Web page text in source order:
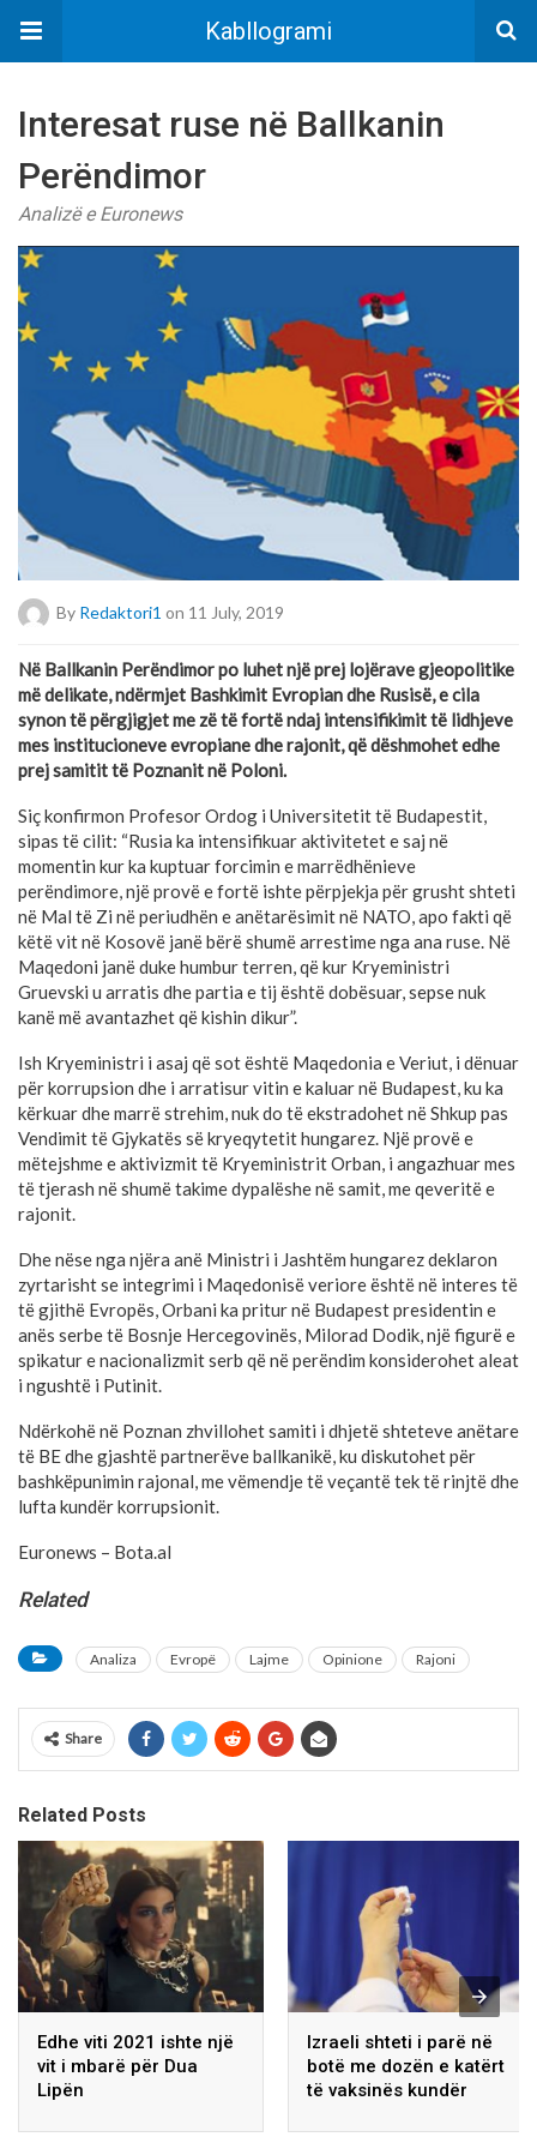
Kabllogrami
Interesat ruse në Ballkanin
Perëndimor
Analizë e Euronews
By Redaktori1 on 11 July, 2019
Në Ballkanin Perëndimor po luhet një prej lojërave gjeopolitike
më delikate, ndërmjet Bashkimit Evropian dhe Rusisë, e cila
synon të përgjigjet me zë të fortë ndaj intensifikimit të lidhjeve
mes institucioneve evropiane dhe rajonit, që dëshmohet edhe
prej samitit të Poznanit në Poloni.
Siç konfirmon Profesor Ordog i Universitetit të Budapestit,
sipas të cilit: “Rusia ka intensifikuar aktivitetet e saj në
momentin kur ka kuptuar forcimin e marrëdhënieve
perëndimore, një provë e fortë ishte përpjekja për grusht shteti
në Mal të Zi në periudhën e anëtarësimit në NATO, apo fakti që
këtë vit në Kosovë janë bërë shumë arrestime nga ana ruse. Në
Maqedoni janë duke humbur terren, që kur Kryeministri
Gruevski u arratis dhe partia e tij është dobësuar, sepse nuk
kanë më avantazhet që kishin dikur”.
Ish Kryeministri i asaj që sot është Maqedonia e Veriut, i dënuar
për korrupsion dhe i arratisur vitin e kaluar në Budapest, ku ka
kërkuar dhe marrë strehim, nuk do të ekstradohet në Shkup pas
Vendimit të Gjykatës së kryeqytetit hungarez. Një provë e
mëtejshme e aktivizmit të Kryeministrit Orban, i angazhuar mes
të tjerash në shumë takime dypalëshe në samit, me qeveritë e
rajonit.
Dhe nëse nga njëra anë Ministri i Jashtëm hungarez deklaron
zyrtarisht se integrimi i Maqedonisë veriore është në interes të
të gjithë Evropës, Orbani ka pritur në Budapest presidentin e
anës serbe të Bosnje Hercegovinës, Milorad Dodik, një figurë e
spikatur e nacionalizmit serb që në perëndim konsiderohet aleat
i ngushtë i Putinit.
Ndërkohë në Poznan zhvillohet samiti i dhjetë shteteve anëtare
të BE dhe gjashtë partnerëve ballkanikë, ku diskutohet për
bashkëpunimin rajonal, me vëmendje të veçantë tek të rinjtë dhe
lufta kundër korrupsionit.
Euronews – Bota.al
Related
Analiza Evropë Lajme Opinione Rajoni
Share
Related Posts
Edhe viti 2021 ishte një
vit i mbarë për Dua
Lipën
Izraeli shteti i parë në
botë me dozën e katërt
të vaksinës kundër